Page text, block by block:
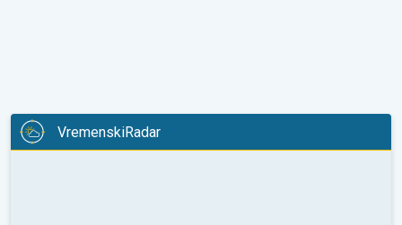
VremenskiRadar